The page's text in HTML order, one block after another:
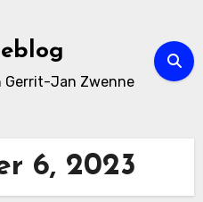
Gerrit-Jan Zwenne
6, 2023